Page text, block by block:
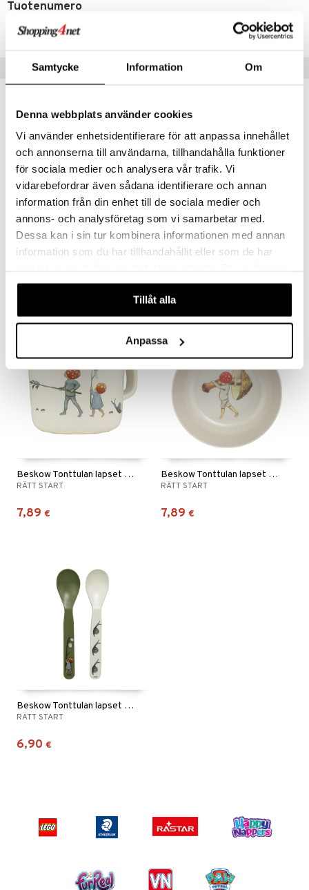
Samtycke Information Om
Denna webbplats använder cookies
Vi använder enhetsidentifierare för att anpassa innehållet
och annonserna till användarna, tillhandahålla funktioner
för sociala medier och analysera vår trafik. Vi
vidarebefordrar även sådana identifierare och annan
information från din enhet till de sociala medier och
annons- och analysföretag som vi samarbetar med.
Dessa kan i sin tur kombinera informationen med annan
information som du har tillhandahållit eller som de har
våra cookies vid fortsatt användande av vår webbplats.
Tillåt alla
Anpassa
Tuotenumero
TBS35-1-XX
Vinkkejä sinulle
RÄTT START
14,90 €
RÄTT START
7,89 €
Beskow Tonttulan lapset Kahvallinen Muki
RÄTT START
7,89 €
Beskow Tonttulan lapset Kulho
RÄTT START
7,89 €
Beskow Tonttulan lapset Lusikat 2 kpl
RÄTT START
6,90 €